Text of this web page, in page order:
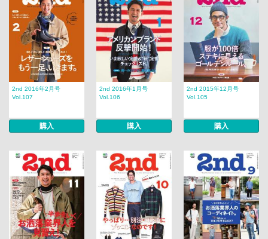
2nd 2016年2月号
Vol.107
購入
2nd 2016年1月号
Vol.106
購入
2nd 2015年12月号
Vol.105
購入